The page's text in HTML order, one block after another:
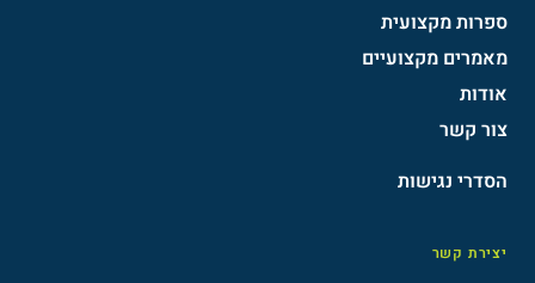
ספרות מקצועית
מאמרים מקצועיים
אודות
צור קשר
הסדרי נגישות​
יצירת קשר